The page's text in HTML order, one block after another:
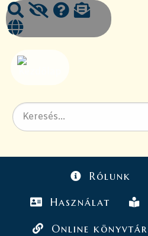
Rólunk
Használat
Online könyvtár